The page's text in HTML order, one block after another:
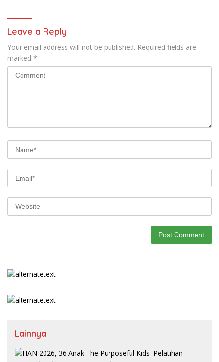
Leave a Reply
Your email address will not be published. Required fields are
marked *
Lainnya